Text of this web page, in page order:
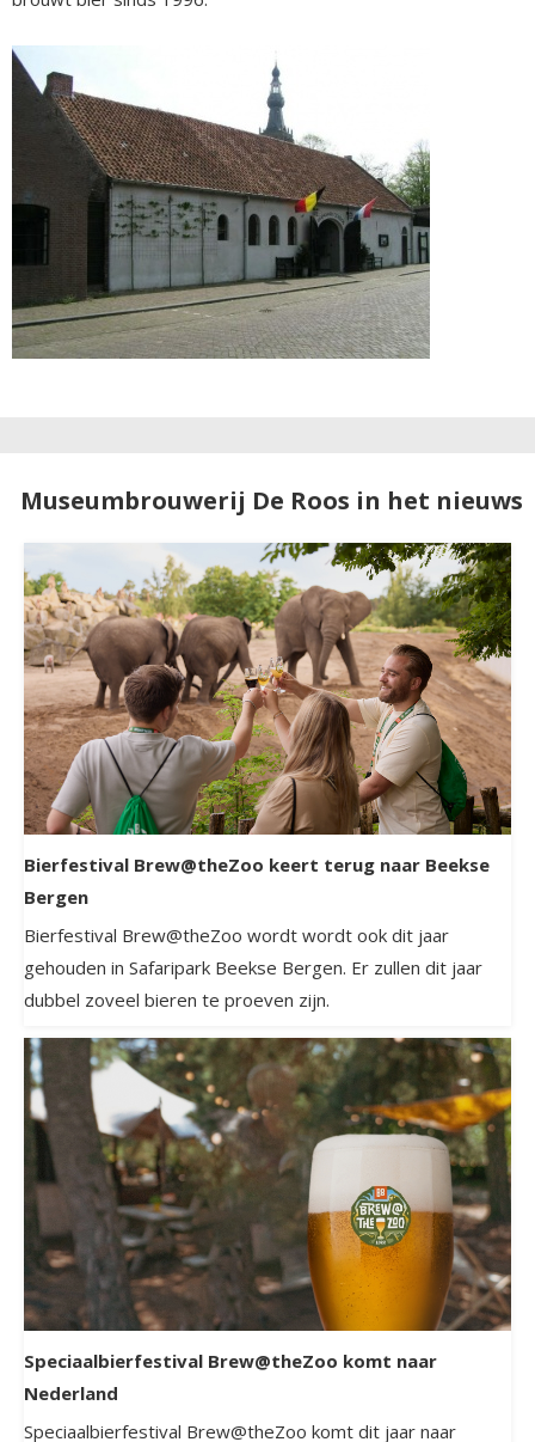
Museumbrouwerij De Roos in het nieuws
Bierfestival Brew@theZoo keert terug naar Beekse
Bergen
Bierfestival Brew@theZoo wordt wordt ook dit jaar
gehouden in Safaripark Beekse Bergen. Er zullen dit jaar
dubbel zoveel bieren te proeven zijn.
Speciaalbierfestival Brew@theZoo komt naar
Nederland
Speciaalbierfestival Brew@theZoo komt dit jaar naar